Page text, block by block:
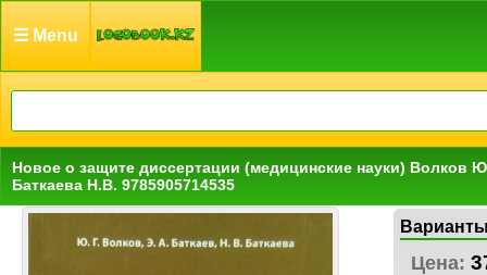
☰ Menu
Новое о защите диссертации (медицинские науки) Волков
Баткаева Н.В. 9785905714535
Цена: